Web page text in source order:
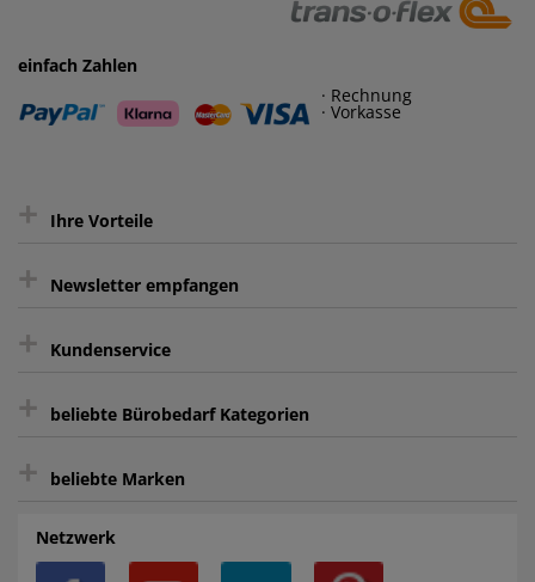
einfach Zahlen
· Rechnung
· Vorkasse
+ Ihre Vorteile
Kauf auf Rechnung³
sicher Shoppen durch SSL
intelligentes Kundenkonto
+ Newsletter empfangen
Sie können sich zu jeder Zeit abmelden.
+ Kundenservice
Kontakt
FAQ
AGB
Datenschutz
+ beliebte Bürobedarf Kategorien
Aktenvernichter
Batterien
Bleistifte
Heftstreifen
Radiergummis
+ beliebte Marken
Alco
Avery/Zweckform
Leitz
Netzwerk